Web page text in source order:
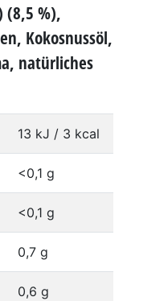
(8,5 %),
Kokosnussöl,
natürliches
13 kJ / 3 kcal
<0,1 g
<0,1 g
0,7 g
0,6 g